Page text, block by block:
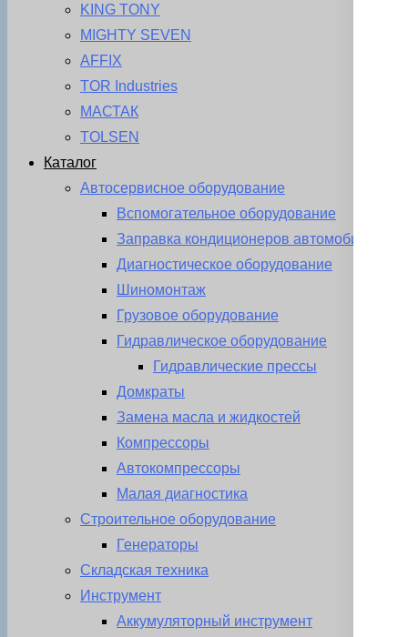
KING TONY
MIGHTY SEVEN
AFFIX
TOR Industries
МАСТАК
TOLSEN
Каталог
Автосервисное оборудование
Вспомогательное оборудование
Заправка кондиционеров автомобиля
Диагностическое оборудование
Шиномонтаж
Грузовое оборудование
Гидравлическое оборудование
Гидравлические прессы
Домкраты
Замена масла и жидкостей
Компрессоры
Автокомпрессоры
Малая диагностика
Строительное оборудование
Генераторы
Складская техника
Инструмент
Аккумуляторный инструмент